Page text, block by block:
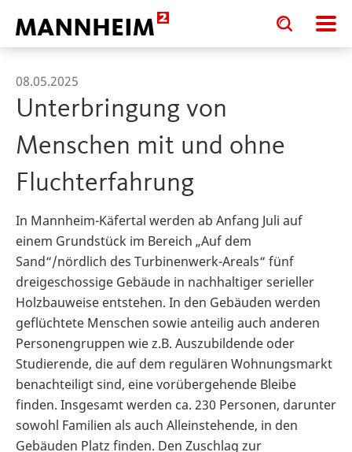
Toggle
search
input
Toggle
search
input
08.05.2025
Unterbringung von
Menschen mit und ohne
Fluchterfahrung
In Mannheim-Käfertal werden ab Anfang Juli auf
einem Grundstück im Bereich „Auf dem
Sand“/nördlich des Turbinenwerk-Areals“ fünf
dreigeschossige Gebäude in nachhaltiger serieller
Holzbauweise entstehen. In den Gebäuden werden
geflüchtete Menschen sowie anteilig auch anderen
Personengruppen wie z.B. Auszubildende oder
Studierende, die auf dem regulären Wohnungsmarkt
benachteiligt sind, eine vorübergehende Bleibe
finden. Insgesamt werden ca. 230 Personen, darunter
sowohl Familien als auch Alleinstehende, in den
Gebäuden Platz finden. Den Zuschlag zur